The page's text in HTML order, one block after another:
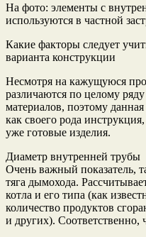
На фото: элементы с
используются в частной
Какие факторы следует
варианта конструкции
Несмотря на кажущуюся
различаются по целому
материалов, поэтому
как своего рода
уже готовые изделия.
Диаметр внутренней трубы
Очень важный показатель,
тяга дымохода.
котла и его типа (как
количество продуктов
и других).